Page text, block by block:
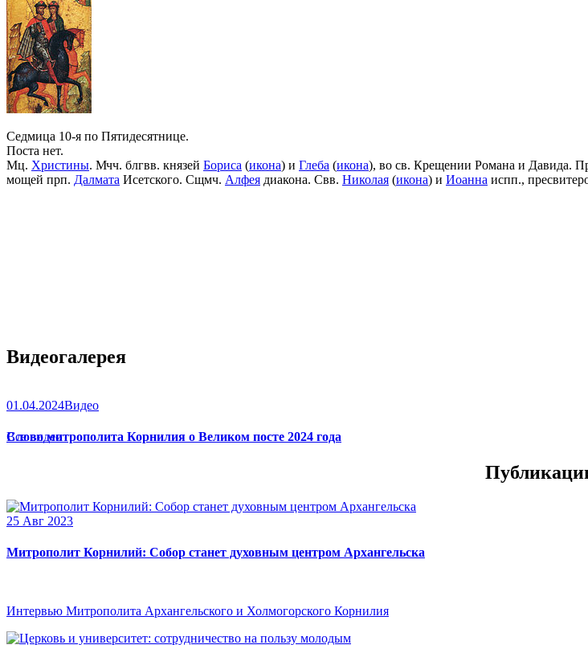
Седмица 10-я по Пятидесятнице.
Поста нет.
Мц. Христины. Мчч. блгвв. князей Бориса (икона) и Глеба (икона), во св. Крещении Романа и Давида.
мощей прп. Далмата Исетского. Сщмч. Алфея диакона. Свв. Николая (икона) и Иоанна испп.,
Видеогалерея
01.04.2024Видео
Слово митрополита Корнилия о Великом посте 2024 года
Все видео
25 Авг 2023
Митрополит Корнилий: Собор станет духовным центром Архангельска
Интервью Митрополита Архангельского и Холмогорского Корнилия